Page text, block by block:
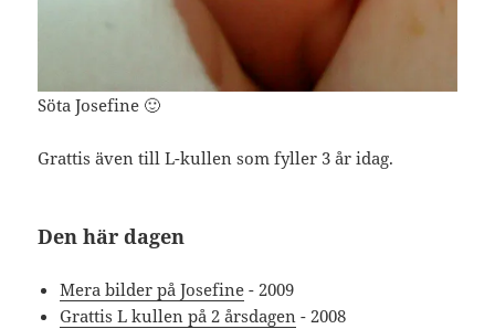
Söta Josefine 🙂
Grattis även till L-kullen som fyller 3 år idag.
Den här dagen
Mera bilder på Josefine - 2009
Grattis L kullen på 2 årsdagen - 2008